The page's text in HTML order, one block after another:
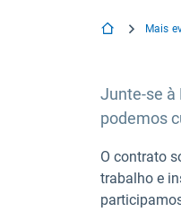
Mais
Junte-se à
podemos
O contrato
trabalho e